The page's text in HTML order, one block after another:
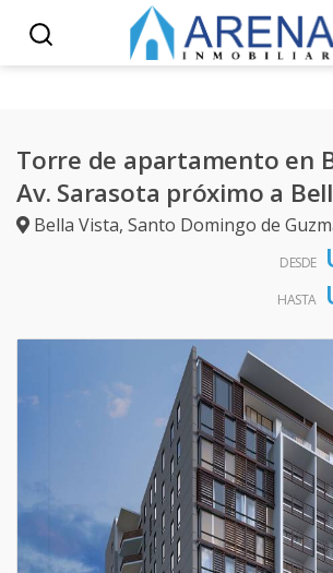
Torre de apartamento en
Av. Sarasota próximo a
Bella Vista, Santo Domingo de
DESDE
HASTA